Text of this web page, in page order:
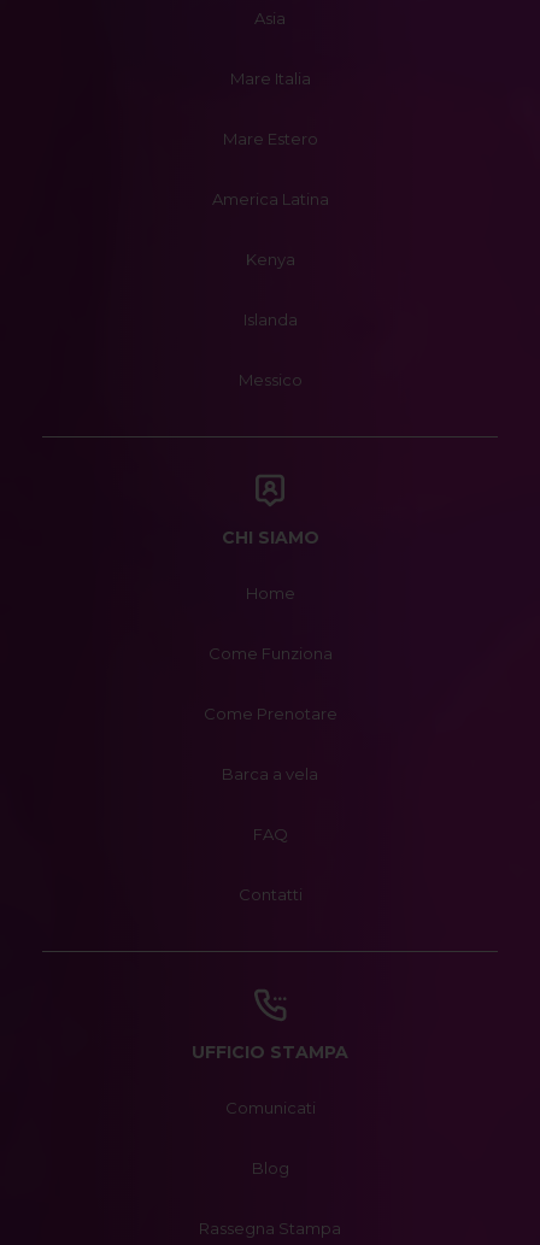
Asia
Mare Italia
Mare Estero
America Latina
Kenya
Islanda
Messico
CHI SIAMO
Home
Come Funziona
Come Prenotare
Barca a vela
FAQ
Contatti
UFFICIO STAMPA
Comunicati
Blog
Rassegna Stampa